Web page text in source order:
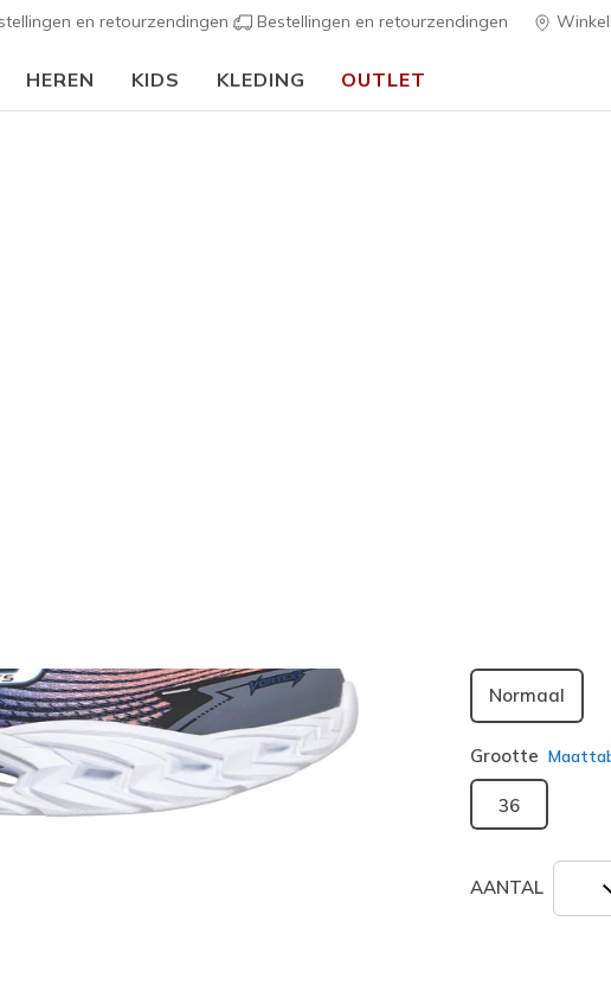
en retourzendingen Bestellingen en retourzendingen
HEREN KIDS KLEDING OUTLET
Normaal
Grootte
36
AANTAL